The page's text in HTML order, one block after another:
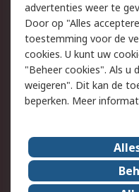
Wettelijk
Cookiebeleid
Privacybeleid
Algemene
Over RS
RS Group
RS wereldwijd
advertenties weer te
Door op "Alles
toestemming voor de
cookies. U kunt uw
"Beheer cookies". Als u
weigeren". Dit kan de
beperken. Meer